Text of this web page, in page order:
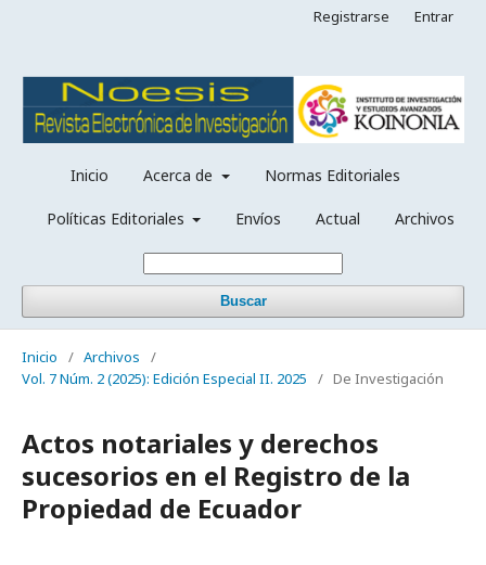
Inicio Acerca de Normas Editoriales
Políticas Editoriales Envíos Actual Archivos
Buscar
Registrarse Entrar
Inicio / Archivos
/
Vol. 7 Núm. 2 (2025): Edición Especial II. 2025
/ De Investigación
Actos notariales y derechos
sucesorios en el Registro de la
Propiedad de Ecuador